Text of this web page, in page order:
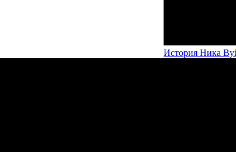
История Ника